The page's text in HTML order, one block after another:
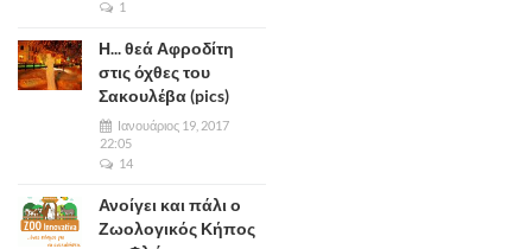
1
Η... θεά Αφροδίτη
στις όχθες του
Σακουλέβα (pics)
Ιανουάριος 19, 2017
22:05
14
Ανοίγει και πάλι ο
Ζωολογικός Κήπος